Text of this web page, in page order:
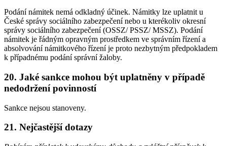
Podání námitek nemá odkladný účinek. Námitky lze uplatnit u
České správy sociálního zabezpečení nebo u kterékoliv okresní
správy sociálního zabezpečení (OSSZ/ PSSZ/ MSSZ). Podání
námitek je řádným opravným prostředkem ve správním řízení a
absolvování námitkového řízení je proto nezbytným předpokladem
k případnému podání správní žaloby.
20. Jaké sankce mohou být uplatněny v případě
nedodržení povinností
Sankce nejsou stanoveny.
21. Nejčastější dotazy